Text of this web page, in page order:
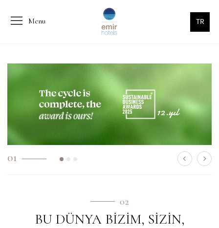
Menu TR
01
02
BU DÜNYA BİZİM, SİZİN,